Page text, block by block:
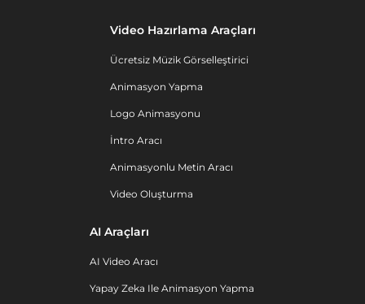
Video Hazırlama Araçları
Ücretsiz Müzik Görselleştirici
Animasyon Yapma
Logo Animasyonu
İntro Aracı
Animasyonlu Metin Aracı
Video Oluşturma
AI Araçları
AI Video Aracı
Yapay Zeka Ile Animasyon Yapma